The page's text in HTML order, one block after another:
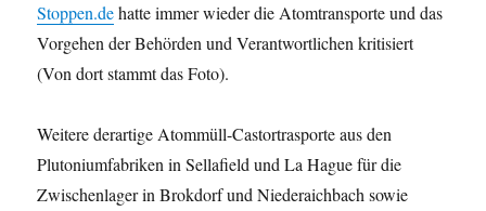
Stoppen.dehatte immer wieder die Atomtransporte und das
Vorgehen der Behörden und Verantwortlichen kritisiert
(Von dort stammt das Foto).
Weitere derartige Atommüll-Castortrasporte aus den
Plutoniumfabriken in Sellafield und La Hague für die
Zwischenlager in Brokdorf und Niederaichbach sowie